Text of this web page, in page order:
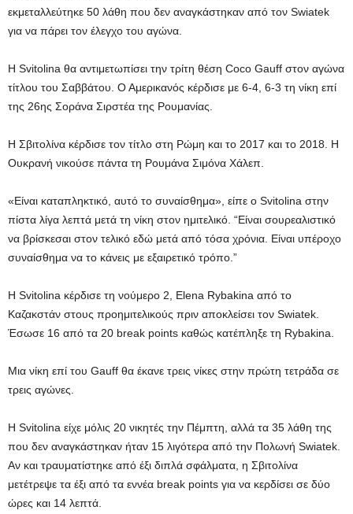
εκμεταλλεύτηκε 50 λάθη που δεν αναγκάστηκαν από τον Swiatek
για να πάρει τον έλεγχο του αγώνα.
Η Svitolina θα αντιμετωπίσει την τρίτη θέση Coco Gauff στον αγώνα
τίτλου του Σαββάτου. Ο Αμερικανός κέρδισε με 6-4, 6-3 τη νίκη επί
της 26ης Σοράνα Σιρστέα της Ρουμανίας.
Η Σβιτολίνα κέρδισε τον τίτλο στη Ρώμη και το 2017 και το 2018. Η
Ουκρανή νικούσε πάντα τη Ρουμάνα Σιμόνα Χάλεπ.
«Είναι καταπληκτικό, αυτό το συναίσθημα», είπε ο Svitolina στην
πίστα λίγα λεπτά μετά τη νίκη στον ημιτελικό. “Είναι σουρεαλιστικό
να βρίσκεσαι στον τελικό εδώ μετά από τόσα χρόνια. Είναι υπέροχο
συναίσθημα να το κάνεις με εξαιρετικό τρόπο.”
Η Svitolina κέρδισε τη νούμερο 2, Elena Rybakina από το
Καζακστάν στους προημιτελικούς πριν αποκλείσει τον Swiatek.
Έσωσε 16 από τα 20 break points καθώς κατέπληξε τη Rybakina.
Μια νίκη επί του Gauff θα έκανε τρεις νίκες στην πρώτη τετράδα σε
τρεις αγώνες.
Η Svitolina είχε μόλις 20 νικητές την Πέμπτη, αλλά τα 35 λάθη της
που δεν αναγκάστηκαν ήταν 15 λιγότερα από την Πολωνή Swiatek.
Αν και τραυματίστηκε από έξι διπλά σφάλματα, η Σβιτολίνα
μετέτρεψε τα έξι από τα εννέα break points για να κερδίσει σε δύο
ώρες και 14 λεπτά.